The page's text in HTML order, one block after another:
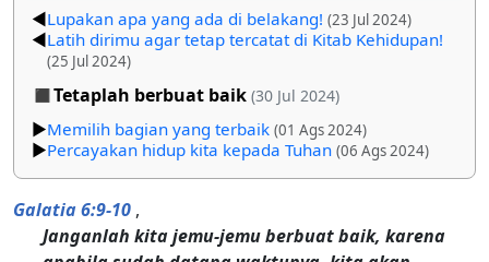
Lupakan apa yang ada di belakang! (23 Jul 2024)
Latih dirimu agar tetap tercatat di Kitab Kehidupan!
(25 Jul 2024)
Tetaplah berbuat baik (30 Jul 2024)
Memilih bagian yang terbaik (01 Ags 2024)
Percayakan hidup kita kepada Tuhan (06 Ags 2024)
Galatia 6:9-10 ,
Janganlah kita jemu-jemu berbuat baik, karena